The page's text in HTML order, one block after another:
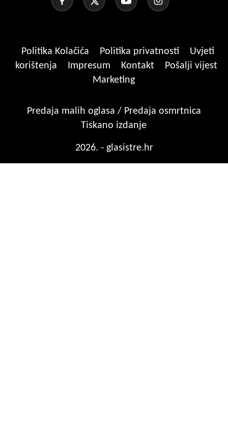
Politika Kolačića Politika privatnosti
Uvjeti
korištenja
Impresum Kontakt
Pošalji vijest
Marketing
Predaja malih oglasa / Predaja osmrtnica
Tiskano izdanje
2026. - glasistre.hr